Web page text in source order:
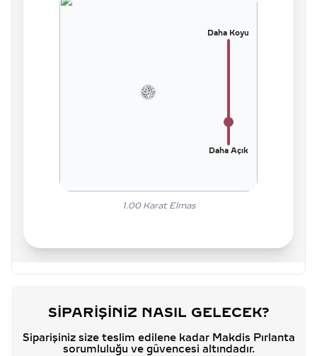
Daha Koyu
Daha Açık
1.00Karat Elmas
SIPARIŞINIZ NASIL GELECEK?
Siparişiniz size teslim edilene kadar Makdis Pırlanta
sorumluluğu ve güvencesi altındadır.